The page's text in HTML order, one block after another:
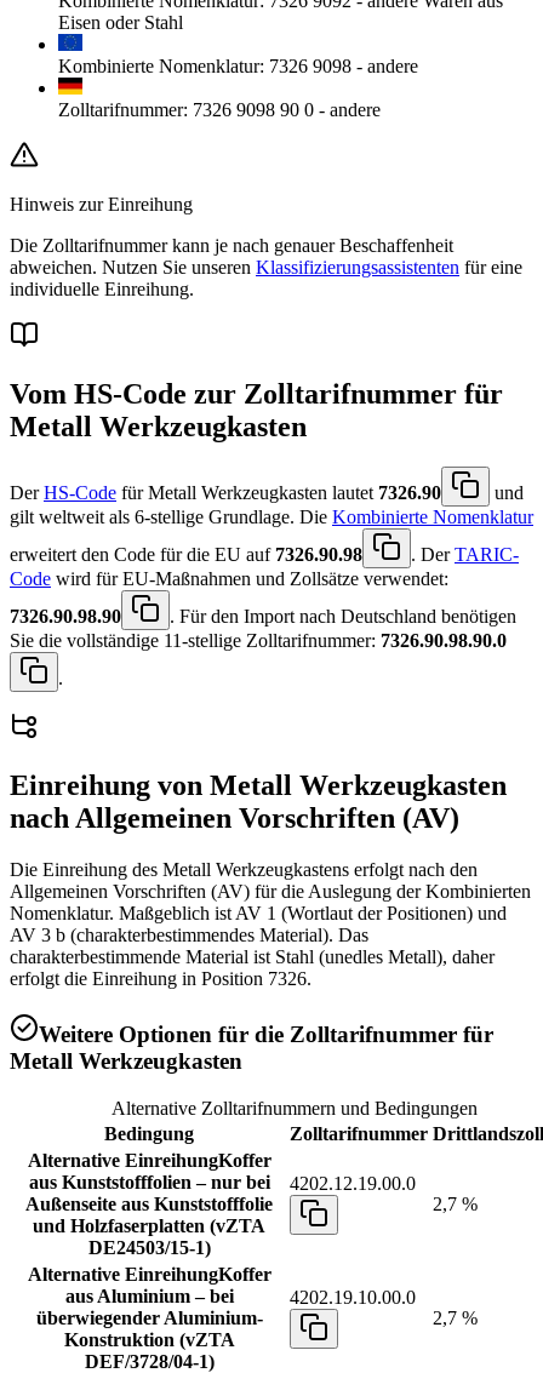
Eisen oder Stahl
Kombinierte Nomenklatur: 7326 9098 - andere
Zolltarifnummer: 7326 9098 90 0 - andere
Hinweis zur Einreihung
Die Zolltarifnummer kann je nach genauer Beschaffenheit
abweichen. Nutzen Sie unseren Klassifizierungsassistenten für eine
individuelle Einreihung.
Vom HS-Code zur Zolltarifnummer für
Metall Werkzeugkasten
DerHS-Code für Metall Werkzeugkasten lautet 7326.90
und
gilt weltweit als 6-stellige Grundlage. Die Kombinierte Nomenklatur
erweitert den Code für die EU auf 7326.90.98 . DerTARIC-
Code wird für EU-Maßnahmen und Zollsätze verwendet:
7326.90.98.90
. Für den Import nach Deutschland benötigen
Sie die vollständige 11-stellige Zolltarifnummer: 7326.90.98.90.0
.
Einreihung von Metall Werkzeugkasten
nach Allgemeinen Vorschriften (AV)
Die Einreihung des Metall Werkzeugkastens erfolgt nach den
Allgemeinen Vorschriften (AV) für die Auslegung der Kombinierten
Nomenklatur. Maßgeblich ist AV 1 (Wortlaut der Positionen) und
AV 3 b (charakterbestimmendes Material). Das
charakterbestimmende Material ist Stahl (unedles Metall), daher
erfolgt die Einreihung in Position 7326.
Weitere Optionen für die Zolltarifnummer für
Metall Werkzeugkasten
Alternative Zolltarifnummern und Bedingungen
Bedingung
Zolltarifnummer
Alternative EinreihungKoffer
aus Kunststofffolien – nur bei
Außenseite aus Kunststofffolie
und Holzfaserplatten (vZTA
DE24503/15-1)
4202.12.19.00.0
2,7 %
Alternative EinreihungKoffer
aus Aluminium – bei
überwiegender Aluminium-
Konstruktion (vZTA
DEF/3728/04-1)
4202.19.10.00.0
2,7 %